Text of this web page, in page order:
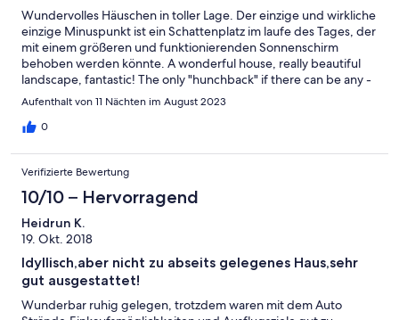
Wundervolles Häuschen in toller Lage. Der einzige und wirkliche
einzige Minuspunkt ist ein Schattenplatz im laufe des Tages, der
mit einem größeren und funktionierenden Sonnenschirm
behoben werden könnte. A wonderful house, really beautiful
landscape, fantastic! The only "hunchback" if there can be any -
no shadowed area around the house, which could be easily
created with the help of a stable larger beach umbrella for
example.
Aufenthalt von 11 Nächten im August 2023
0
Verifizierte Bewertung
10/10 – Hervorragend
Heidrun K.
19. Okt. 2018
Idyllisch,aber nicht zu abseits gelegenes Haus,sehr
gut ausgestattet!
Wunderbar ruhig gelegen, trotzdem waren mit dem Auto